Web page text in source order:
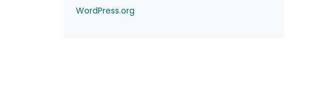
WordPress.org